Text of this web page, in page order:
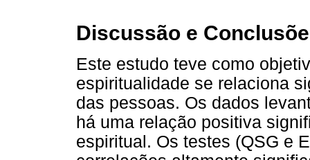
Discussão e
Este estudo teve como
espiritualidade se relaciona
das pessoas. Os dados
há uma relação positiva
espiritual. Os testes (QSG e